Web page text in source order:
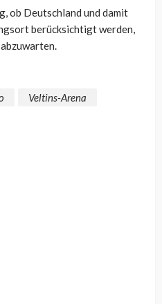
ob Deutschland und damit
berücksichtigt werden,
Veltins-Arena